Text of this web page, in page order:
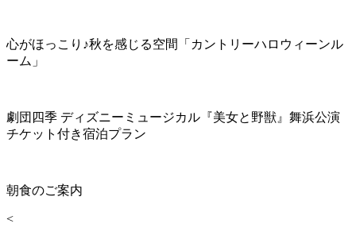
心がほっこり♪秋を感じる空間「カントリーハロウィーンル
ーム」
劇団四季 ディズニーミュージカル『美女と野獣』舞浜公演
チケット付き宿泊プラン
朝食のご案内
<